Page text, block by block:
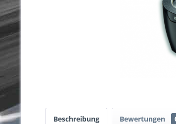
Beschreibung Bewertungen